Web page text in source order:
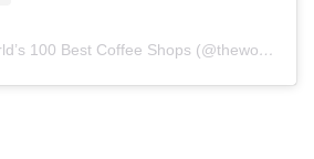
Objavu dijeli The World’s 100 Best Coffee Shops (@theworlds100bestcoffeeshops)